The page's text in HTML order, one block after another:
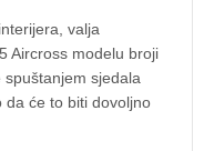
valja
Aircross modelu broji
sjedala
da će to biti dovoljno